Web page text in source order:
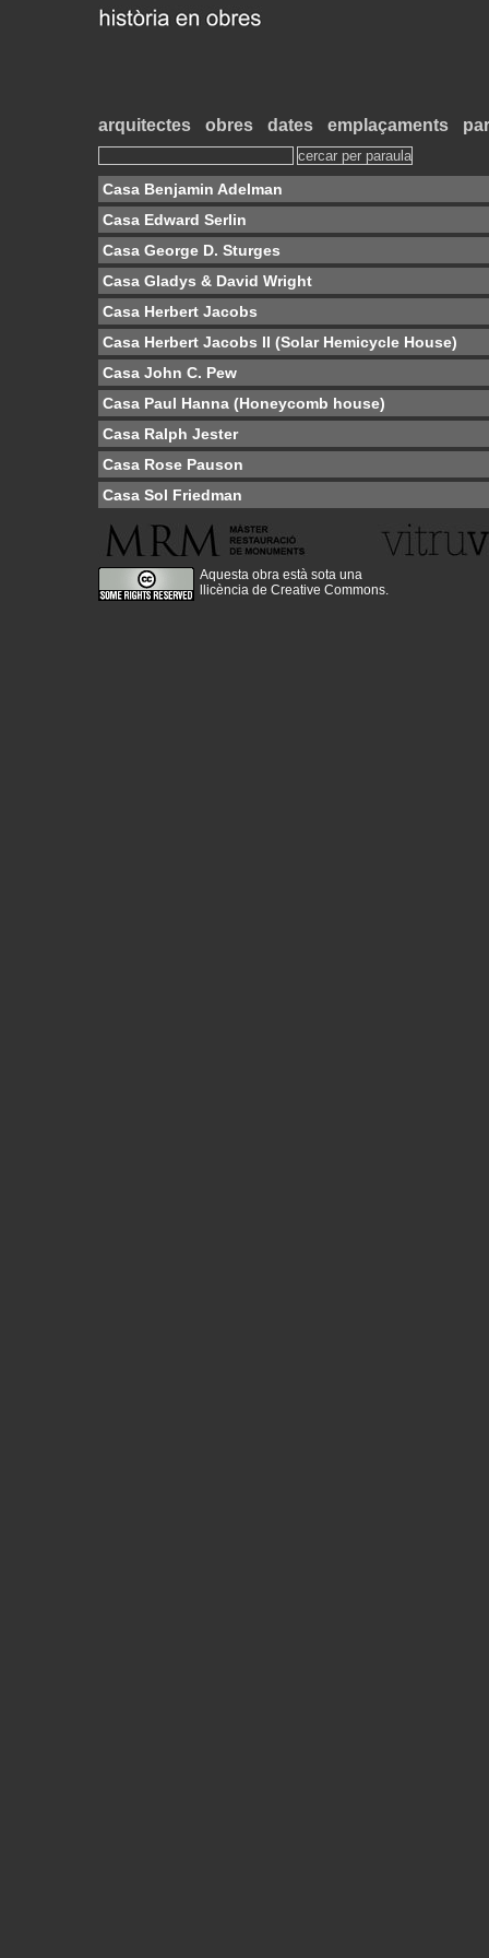
arquitectes obres dates emplaçaments
Casa Benjamin Adelman
Casa Edward Serlin
Casa George D. Sturges
Casa Gladys & David Wright
Casa Herbert Jacobs
Casa Herbert Jacobs II (Solar Hemicycle House)
Casa John C. Pew
Casa Paul Hanna (Honeycomb house)
Casa Ralph Jester
Casa Rose Pauson
Casa Sol Friedman
Aquesta obra està sota una
llicència de Creative Commons.